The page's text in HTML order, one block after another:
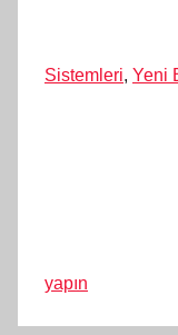
Sistemleri, Yeni
yapın